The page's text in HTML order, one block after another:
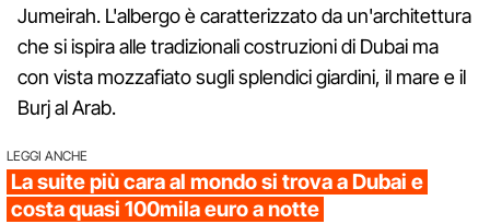
Jumeirah. L'albergo è caratterizzato da un'architettura
che si ispira alle tradizionali costruzioni di Dubai ma
con vista mozzafiato sugli splendici giardini, il mare e il
Burj al Arab.
LEGGI ANCHE
La suite più cara al mondo si trova a Dubai e
costa quasi 100mila euro a notte